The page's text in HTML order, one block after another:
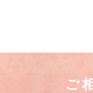
ご